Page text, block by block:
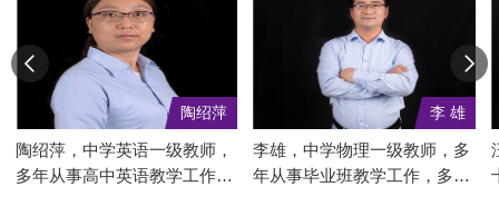
陶绍萍
陶绍萍，中学英语一级教师，
多年从事高中英语教学工作，
李 雄
李雄，中学物理一级教师，多
年从事毕业班教学工作，多次